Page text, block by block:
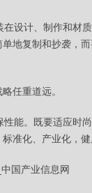
设计、制作和材
地复制和抄袭，
任重道远。
能。既要适应时
准化、产业化，健
国产业信息网